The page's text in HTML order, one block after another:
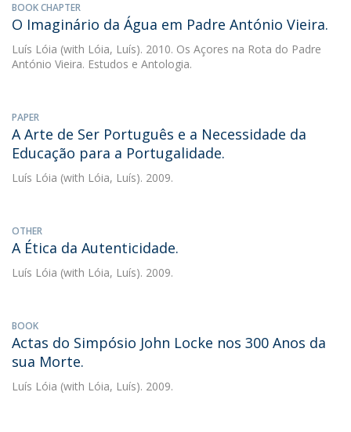
BOOK CHAPTER
O Imaginário da Água em Padre António Vieira.
Luís Lóia (with Lóia, Luís). 2010. Os Açores na Rota do Padre
António Vieira. Estudos e Antologia.
PAPER
A Arte de Ser Português e a Necessidade da
Educação para a Portugalidade.
Luís Lóia (with Lóia, Luís). 2009.
OTHER
A Ética da Autenticidade.
Luís Lóia (with Lóia, Luís). 2009.
BOOK
Actas do Simpósio John Locke nos 300 Anos da
sua Morte.
Luís Lóia (with Lóia, Luís). 2009.